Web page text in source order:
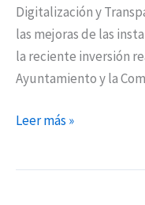
Digitalización y
las mejoras de las
la reciente inversión
Ayuntamiento y la
Leer más »